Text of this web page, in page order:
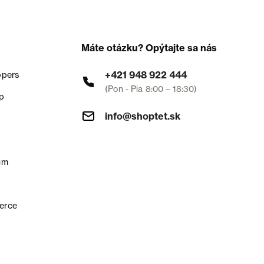
Máte otázku? Opýtajte sa nás
+421 948 922 444
(Pon - Pia 8:00 – 18:30)
info@shoptet.sk